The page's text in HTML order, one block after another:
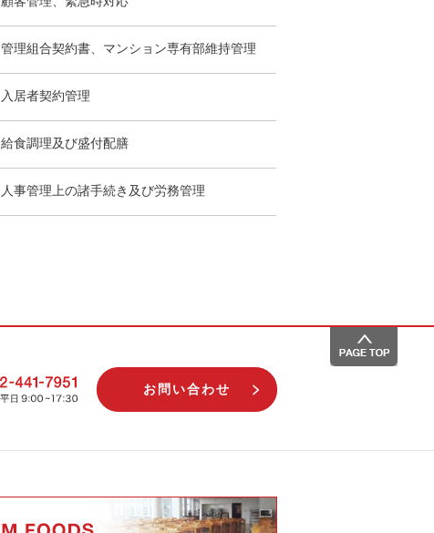
管理組合契約書、マンション専有部維持管理
入居者契約管理
給食調理及び盛付配膳
人事管理上の諸手続き及び労務管理
お問い合わせ